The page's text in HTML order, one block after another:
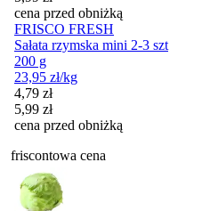
cena przed obniżką
FRISCO FRESH
Sałata rzymska mini 2-3 szt
200 g
23,95 zł/kg
Cena promocyjna
4,79 zł
5,99 zł
cena przed obniżką
friscontowa cena